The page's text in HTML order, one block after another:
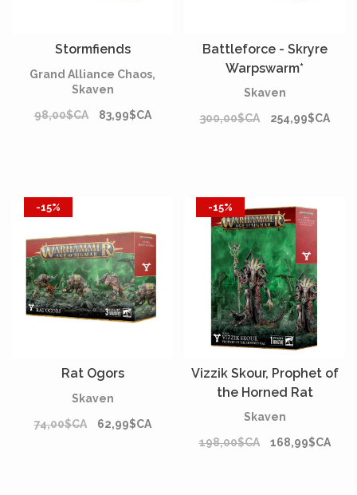
Stormfiends
Grand Alliance Chaos,
Skaven
98,00$CA
83,99$CA
Battleforce - Skryre
Warpswarm*
Skaven
300,00$CA
254,99$CA
-15%
Rat Ogors
Skaven
74,00$CA
62,99$CA
-15%
Vizzik Skour, Prophet of
the Horned Rat
Skaven
198,00$CA
168,99$CA